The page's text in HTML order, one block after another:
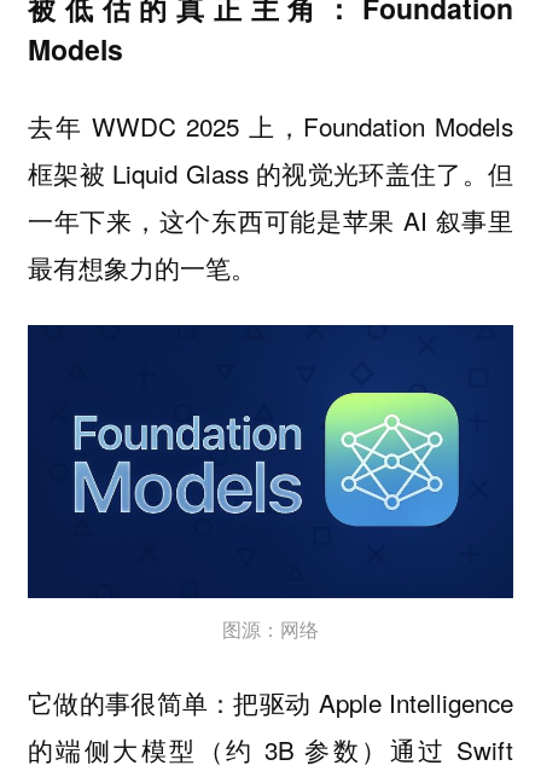
Models
去年 WWDC 2025 上，Foundation Models
框架被 Liquid Glass 的视觉光环盖住了。但
一年下来，这个东西可能是苹果 AI 叙事里
最有想象力的一笔。
图源：网络
它做的事很简单：把驱动 Apple Intelligence
的端侧大模型（约 3B 参数）通过 Swift